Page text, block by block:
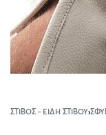
ΣΤΊΒΟΣ - ΕΊΔΗ ΣΤΊΒΟΥ›